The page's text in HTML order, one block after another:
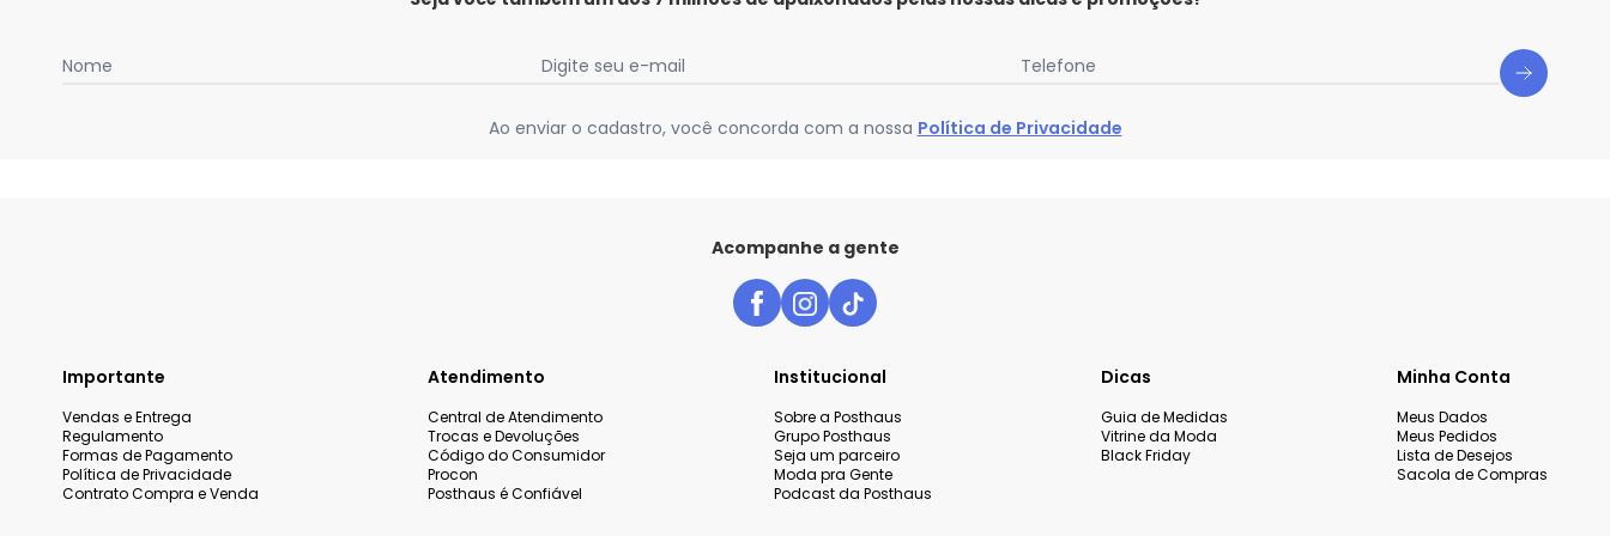
Nome Digite seu e-mail Telefone
Ao enviar o cadastro, você concorda com a nossa Política de Privacidade
Acompanhe a gente
Importante
Vendas e Entrega
Regulamento
Formas de Pagamento
Política de Privacidade
Contrato Compra e Venda
Atendimento
Central de Atendimento
Trocas e Devoluções
Código do Consumidor
Procon
Posthaus é Confiável
Institucional
Sobre a Posthaus
Grupo Posthaus
Seja um parceiro
Moda pra Gente
Podcast da Posthaus
Dicas
Guia de Medidas
Vitrine da Moda
Black Friday
Minha Conta
Meus Dados
Meus Pedidos
Lista de Desejos
Sacola de Compras